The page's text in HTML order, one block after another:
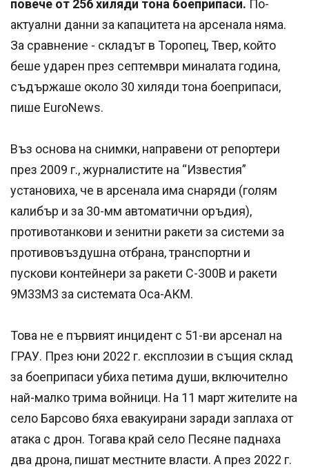
повече от 256 хиляди тона боеприпаси. По-
актуални данни за капацитета на арсенала няма.
За сравнение - складът в Торопец, Твер, който
беше ударен през септември миналата година,
съдържаше около 30 хиляди тона боеприпаси,
пише EuroNews.
Въз основа на снимки, направени от репортери
през 2009 г., журналистите на “Известия”
установиха, че в арсенала има снаряди (голям
калибър и за 30-мм автоматични оръдия),
противотанкови и зенитни ракети за системи за
противовъздушна отбрана, транспортни и
пускови контейнери за ракети С-300В и ракети
9М33М3 за системата Оса-АКМ.
Това не е първият инцидент с 51-ви арсенал на
ГРАУ. През юни 2022 г. експлозии в същия склад
за боеприпаси убиха петима души, включително
най-малко трима войници. На 11 март жителите на
село Барсово бяха евакуирани заради заплаха от
атака с дрон. Тогава край село Песяне паднаха
два дрона, пишат местните власти. А през 2022 г.